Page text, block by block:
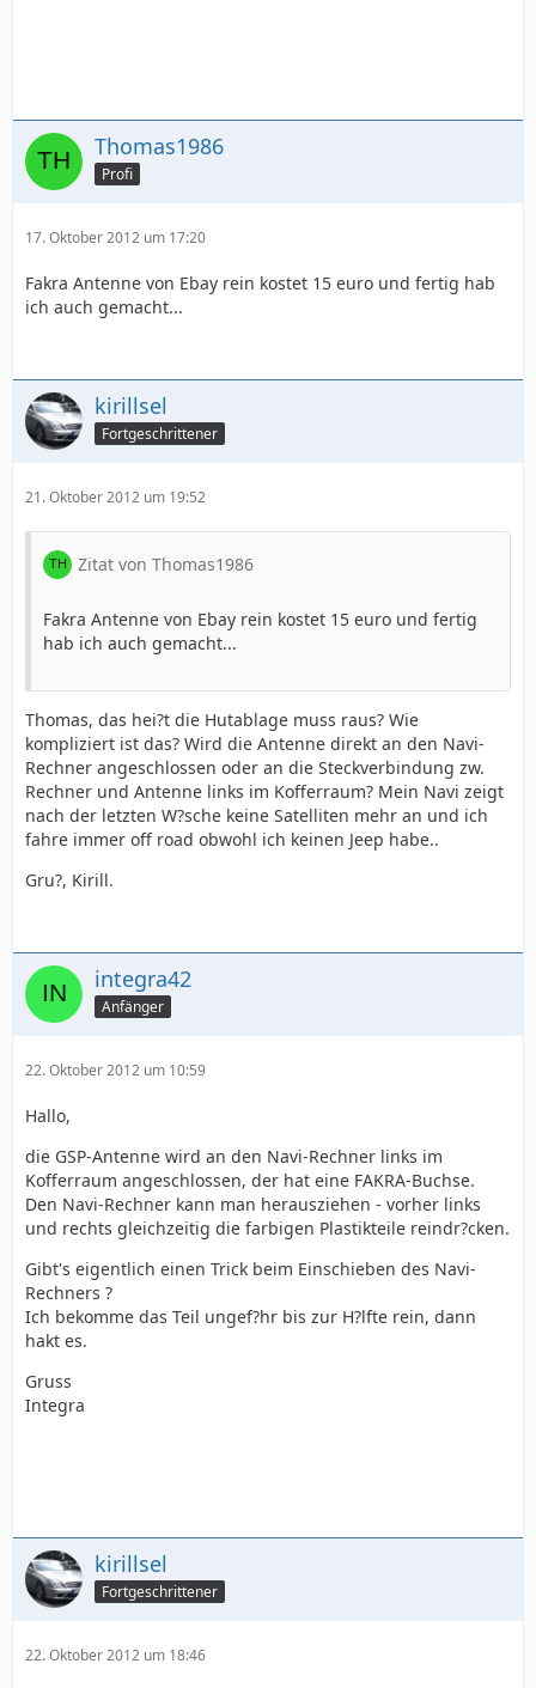
Thomas1986
Profi
17. Oktober 2012 um 17:20
Fakra Antenne von Ebay rein kostet 15 euro und fertig hab
ich auch gemacht...
kirillsel
Fortgeschrittener
21. Oktober 2012 um 19:52
Zitat von Thomas1986
Fakra Antenne von Ebay rein kostet 15 euro und fertig
hab ich auch gemacht...
Thomas, das hei?t die Hutablage muss raus? Wie
kompliziert ist das? Wird die Antenne direkt an den Navi-
Rechner angeschlossen oder an die Steckverbindung zw.
Rechner und Antenne links im Kofferraum? Mein Navi zeigt
nach der letzten W?sche keine Satelliten mehr an und ich
fahre immer off road obwohl ich keinen Jeep habe..
Gru?, Kirill.
integra42
Anfänger
22. Oktober 2012 um 10:59
Hallo,
die GSP-Antenne wird an den Navi-Rechner links im
Kofferraum angeschlossen, der hat eine FAKRA-Buchse.
Den Navi-Rechner kann man herausziehen - vorher links
und rechts gleichzeitig die farbigen Plastikteile reindr?cken.
Gibt's eigentlich einen Trick beim Einschieben des Navi-
Rechners ?
Ich bekomme das Teil ungef?hr bis zur H?lfte rein, dann
hakt es.
Gruss
Integra
kirillsel
Fortgeschrittener
22. Oktober 2012 um 18:46